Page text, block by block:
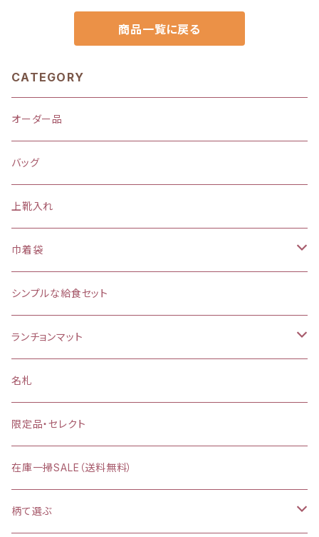
商品一覧に戻る
CATEGORY
オーダー品
バッグ
上靴入れ
巾着袋
(大)約 縦37×横34マチ＋8cm
お弁当袋
【給食袋・おやつ袋】約 縦25×20cm
シンプルな給食セット
ランチョンマット
縦25×横35cm
縦30×横40cm
名札
限定品・セレクト
在庫一掃SALE（送料無料）
柄て選ぶ